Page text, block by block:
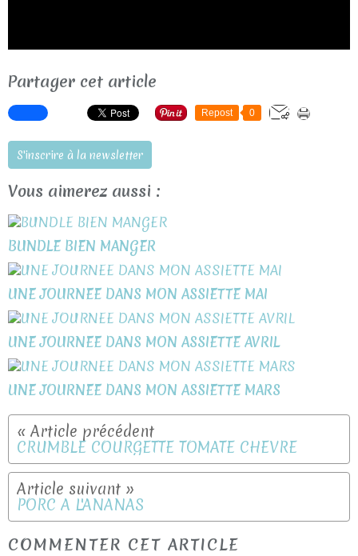
Partager cet article
Repost 0
S'inscrire à la newsletter
Vous aimerez aussi :
BUNDLE BIEN MANGER
UNE JOURNEE DANS MON ASSIETTE MAI
UNE JOURNEE DANS MON ASSIETTE AVRIL
UNE JOURNEE DANS MON ASSIETTE MARS
CRUMBLE COURGETTE TOMATE CHEVRE
PORC A L'ANANAS
COMMENTER CET ARTICLE